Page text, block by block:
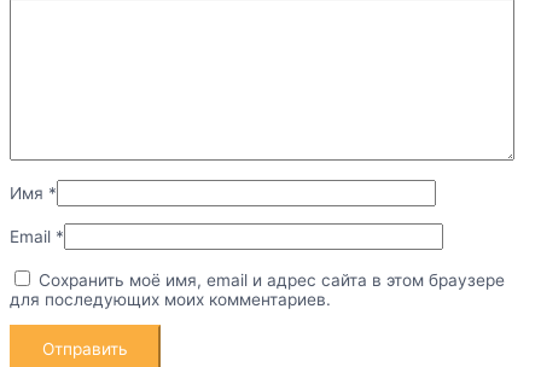
Имя *
Email *
Сохранить моё имя, email и адрес сайта в этом браузере
для последующих моих комментариев.